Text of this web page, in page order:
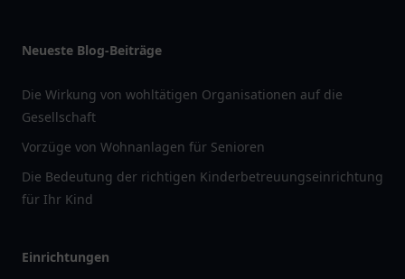
Neueste Blog-Beiträge
Die Wirkung von wohltätigen Organisationen auf die
Gesellschaft
Vorzüge von Wohnanlagen für Senioren
Die Bedeutung der richtigen Kinderbetreuungseinrichtung
für Ihr Kind
Einrichtungen